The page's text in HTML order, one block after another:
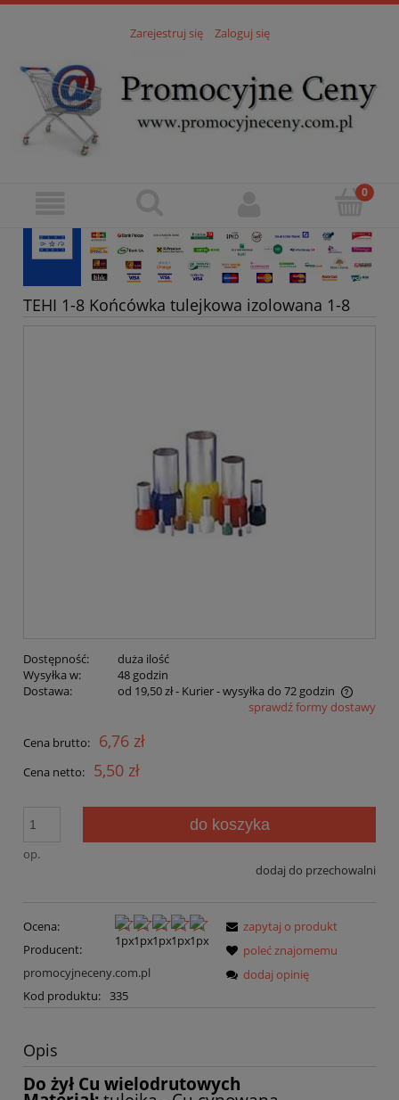
Zarejestruj się Zaloguj się
TEHI 1-8 Końcówka tulejkowa izolowana 1-8
Dostępność:
duża ilość
Wysyłka w:
48 godzin
Dostawa:
od 19,50 zł- Kurier - wysyłka do 72 godzin
Cena nie zawiera ewentualnych kosztów płatnościsprawdź formy dostawy
Cena brutto: 6,76 zł
Cena netto: 5,50 zł
op.
do koszyka
dodaj do przechowalni
Ocena:
Producent:
promocyjneceny.com.pl
Kod produktu: 335
zapytaj o produkt
poleć znajomemu
dodaj opinię
Opis
Do żył Cu wielodrutowych